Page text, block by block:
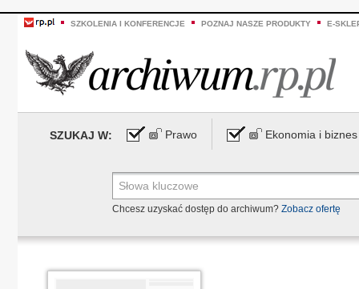
SZKOLENIA I KONFERENCJE POZNAJ NASZE PRODUKTY E-
SZUKAJ W: Prawo Ekonomia i biznes
Chcesz uzyskać dostęp do archiwum? Zobacz ofertę